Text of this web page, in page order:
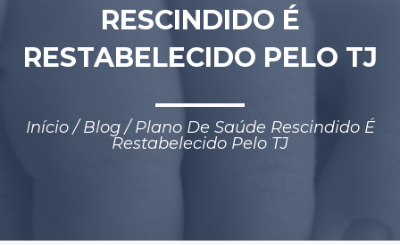
RESCINDIDO É
RESTABELECIDO PELO TJ
Início/Blog/Plano De Saúde Rescindido É
Restabelecido Pelo TJ